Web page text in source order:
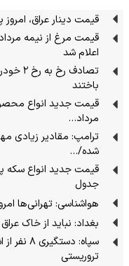
قیمت دینار عراق، امروز پنجشنبه
اعلام شد
باختند
مرداد…
ترامپ: مقادیر زیادی
شده/…
جدول
هواشناسی: تهرانی‌ها
بغداد: نباید از خاک
سپاه:
تروریستی